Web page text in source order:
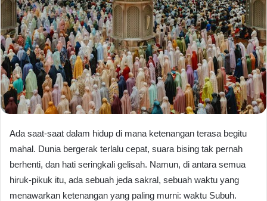
​Ada saat-saat dalam hidup di mana ketenangan terasa begitu
mahal. Dunia bergerak terlalu cepat, suara bising tak pernah
berhenti, dan hati seringkali gelisah. Namun, di antara semua
hiruk-pikuk itu, ada sebuah jeda sakral, sebuah waktu yang
menawarkan ketenangan yang paling murni: waktu Subuh.